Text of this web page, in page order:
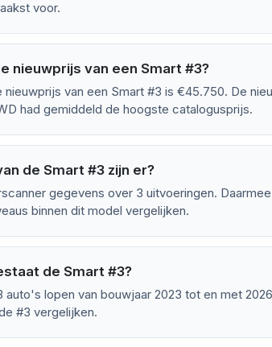
voor.
nieuwprijs van een Smart #3?
van een Smart #3 is €45.750. De
had gemiddeld de hoogste catalogusprijs.
de Smart #3 zijn er?
gegevens over 3 uitvoeringen.
binnen dit model vergelijken.
de Smart #3?
lopen van bouwjaar 2023 tot en met
#3 vergelijken.